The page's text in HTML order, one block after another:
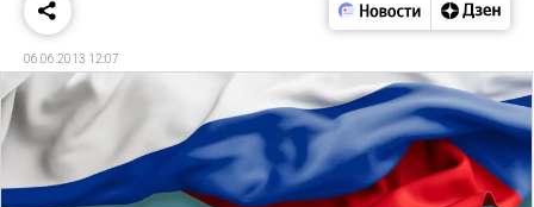
06.06.2013 12:07